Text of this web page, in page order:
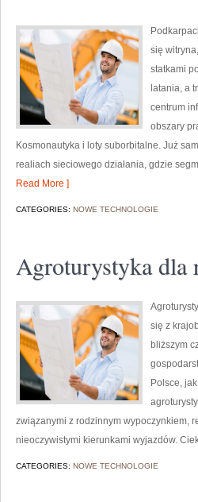
się
statkami
latania, a
centrum
obszary
Kosmonautyka i loty suborbitalne. Już
realiach sieciowego działania, gdzie
Read More ]
CATEGORIES: NOWE TECHNOLOGIE
Agroturystyka dla
się z
bliższym
Polsce,
związanymi z rodzinnym wypoczynkiem,
nieoczywistymi kierunkami wyjazdów.
CATEGORIES: NOWE TECHNOLOGIE